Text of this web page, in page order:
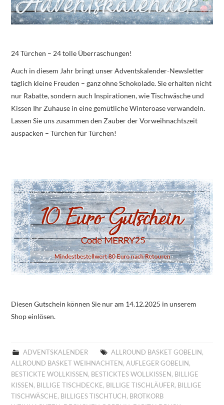
24 Türchen – 24 tolle Überraschungen!
Auch in diesem Jahr bringt unser Adventskalender-Newsletter
täglich kleine Freuden – ganz ohne Schokolade. Sie erhalten nicht
nur Rabatte, sondern auch Inspirationen, wie Tischwäsche und
Kissen Ihr Zuhause in eine gemütliche Winteroase verwandeln.
Lassen Sie uns zusammen den Zauber der Vorweihnachtszeit
auspacken – Türchen für Türchen!
Diesen Gutschein können Sie nur am 14.12.2025 in unserem
Shop einlösen.
ADVENTSKALENDER ALLROUND BASKET GOBELIN,
ALLROUND BASKET WEIHNACHTEN,AUFLEGER GOBELIN,
BESTICKTE WOLLKISSEN, BESTICKTES WOLLKISSEN, BILLIGE
KISSEN, BILLIGE TISCHDECKE, BILLIGE TISCHLÄUFER, BILLIGE
TISCHWÄSCHE, BILLIGES TISCHTUCH, BROTKORB